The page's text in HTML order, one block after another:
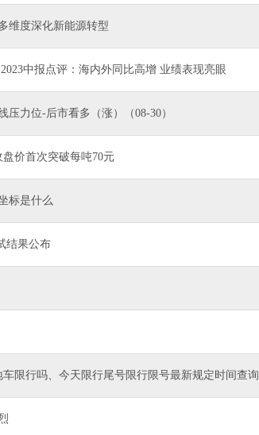
维度深化新能源转型
中报点评：海内外同比高增 业绩表现亮眼
压力位-后市看多（涨）（08-30）
价首次突破每吨70元
标是什么
结果公布
限行吗、今天限行尾号限行限号最新规定时间查询